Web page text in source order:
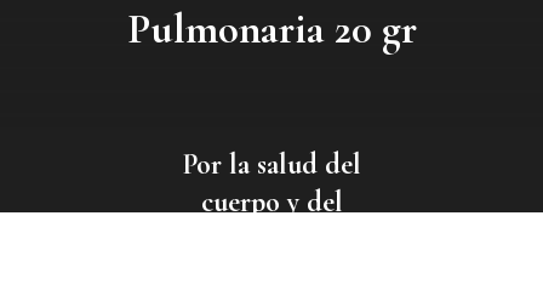
Pulmonaria 20 gr
Por la salud del
cuerpo y del